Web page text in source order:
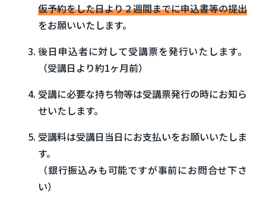
仮予約をした日より２週間までに申込書等の提出
をお願いいたします。
後日申込者に対して受講票を発行いたします。
（受講日より約1ヶ月前）
受講に必要な持ち物等は受講票発行の時にお知ら
せいたします。
受講料は受講日当日にお支払いをお願いいたしま
す。
（銀行振込みも可能ですが事前にお問合せ下さ
い）